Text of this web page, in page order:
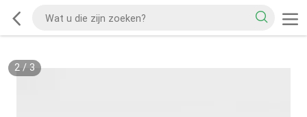
2/ 3